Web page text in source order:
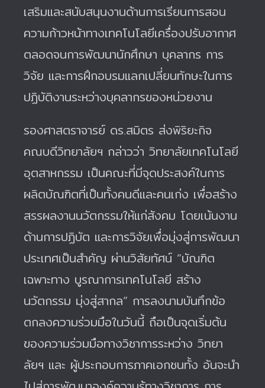
เสริมและสนับสนุนงานด้านการเรียนการสอน
ความก้าวหน้าทางเทคโนโลยีเครื่องปรับอากาศ
ตลอดจนการพัฒนานักศึกษา บุคลากร การ
วิจัย และการฝึกอบรมแลกเปลี่ยนทักษะในการ
ปฏิบัติงานระหว่างบุคลากรของหน่วยงาน
รองศาสตราจารย์ ดร.สมิตร ส่งพิริยะกิจ
คณบดีวิทยาลัยฯ กล่าวว่า วิทยาลัยเทคโนโลยี
อุตสาหกรรม เป็นคณะที่มีจุดประสงค์ในการ
ผลิตบัณฑิตที่เป็นทั้งคนดีและคนเก่ง เพื่อสร้าง
สรรผลงานนวัตกรรมให้แก่สังคม โดยเน้นงาน
ด้านการปฏิบัต และการวิจัยเพื่อมุ่งสู่การพัฒนา
ประเทศเป็นสำคัญ ผ่านวิสัยทัศน์ “บัณฑิต
เฉพาะทาง บูรณาการเทคโนโลยี สร้าง
นวัตกรรม มุ่งสู่สากล” การลงนามบันทึกข้อ
ตกลงความร่วมมือในวันนี้ ถือเป็นจุดเริ่มต้น
ของความร่วมมือทางวิชาการระหว่าง วิทยา
ลัยฯ และ ผู้ประกอบการภาคเอกชนทั้ง อันจะนำ